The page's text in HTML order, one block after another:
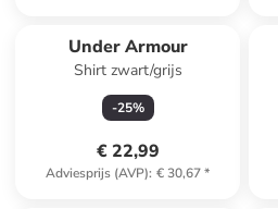
Under Armour
Shirt zwart/grijs
-25%
€ 22,99
Adviesprijs (AVP): € 30,67*